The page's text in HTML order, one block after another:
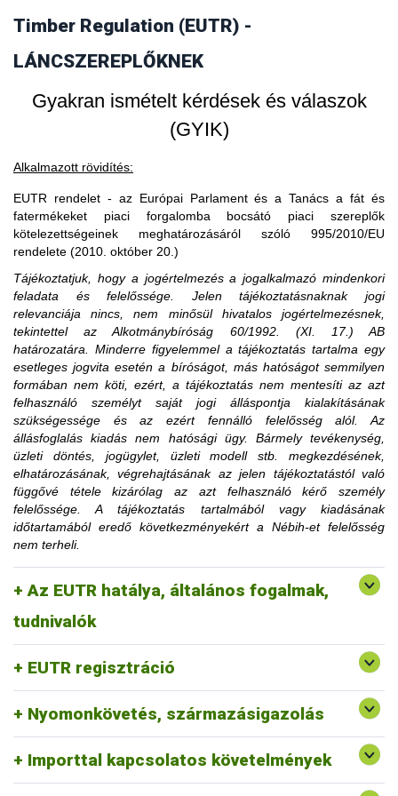
Timber Regulation (EUTR) -
LÁNCSZEREPLŐKNEK
Gyakran ismételt kérdések és válaszok
(GYIK)
Alkalmazott rövidítés:
EUTR rendelet - az Európai Parlament és a Tanács a fát és
fatermékeket piaci forgalomba bocsátó piaci szereplők
kötelezettségeinek meghatározásáról szóló 995/2010/EU
rendelete (2010. október 20.)
Tájékoztatjuk, hogy a jogértelmezés a jogalkalmazó mindenkori
feladata és felelőssége. Jelen tájékoztatásnaknak jogi
relevanciája nincs, nem minősül hivatalos jogértelmezésnek,
tekintettel az Alkotmánybíróság 60/1992. (XI. 17.) AB
határozatára. Minderre figyelemmel a tájékoztatás tartalma egy
esetleges jogvita esetén a bíróságot, más hatóságot semmilyen
formában nem köti, ezért, a tájékoztatás nem mentesíti az azt
felhasználó személyt saját jogi álláspontja kialakításának
szükségessége és az ezért fennálló felelősség alól. Az
állásfoglalás kiadás nem hatósági ügy. Bármely tevékenység,
üzleti döntés, jogügylet, üzleti modell stb. megkezdésének,
elhatározásának, végrehajtásának az jelen tájékoztatástól való
függővé tétele kizárólag az azt felhasználó kérő személy
felelőssége. A tájékoztatás tartalmából vagy kiadásának
időtartamából eredő következményekért a Nébih-et felelősség
nem terheli.
Az EUTR hatálya, általános fogalmak,
tudnivalók
EUTR regisztráció
Nyomonkövetés, származásigazolás
Importtal kapcsolatos követelmények
3. Amennyiben egy piaci szereplő EU-s
partnertől vásárol, akkor is importál?
vásárol faterméket, akkor fogalmilag kizárt, hogy a
faterméket vásárló uniós gazdasági szereplő piaci szereplő
legyen, ő csak kereskedőnek minősülhet.
1. Mennyi idő múlva kerülhetek le a
honlapon közzétett jogsértések listájáról?
A közzétételtől számított ötödik év leteltekor. A tevékenység
korlátozásra utaló határozati részt hamarabb is el lehet
távolítani, amennyiben az ügyfél igazolja, hogy a korlátozás
megszüntetéséhez szükséges feltételt teljesítette.
Az érintett faanyag kereskedelmi lánchoz tartozó
tevékenységének felfüggesztése vagy tiltása, a
felfüggesztés vagy a tiltás fennállásáig szerepel a
honlapon.
kérelemmel?
Erre a vonatkozó jogszabályi környezet alapján nincs
lehetőség.